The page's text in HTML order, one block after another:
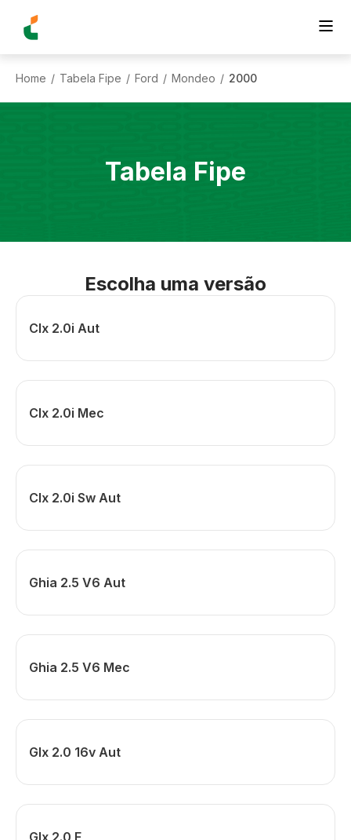
Home / Tabela Fipe / Ford / Mondeo / 2000
Tabela Fipe
Escolha uma versão
Clx 2.0i Aut
Clx 2.0i Mec
Clx 2.0i Sw Aut
Ghia 2.5 V6 Aut
Ghia 2.5 V6 Mec
Glx 2.0 16v Aut
Glx 2.0 E